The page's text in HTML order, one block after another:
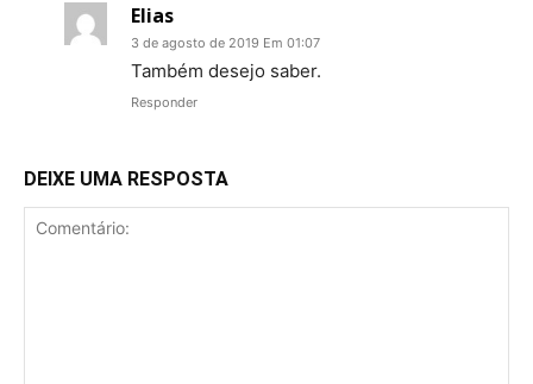
Elias
3 de agosto de 2019 Em 01:07
Também desejo saber.
Responder
DEIXE UMA RESPOSTA